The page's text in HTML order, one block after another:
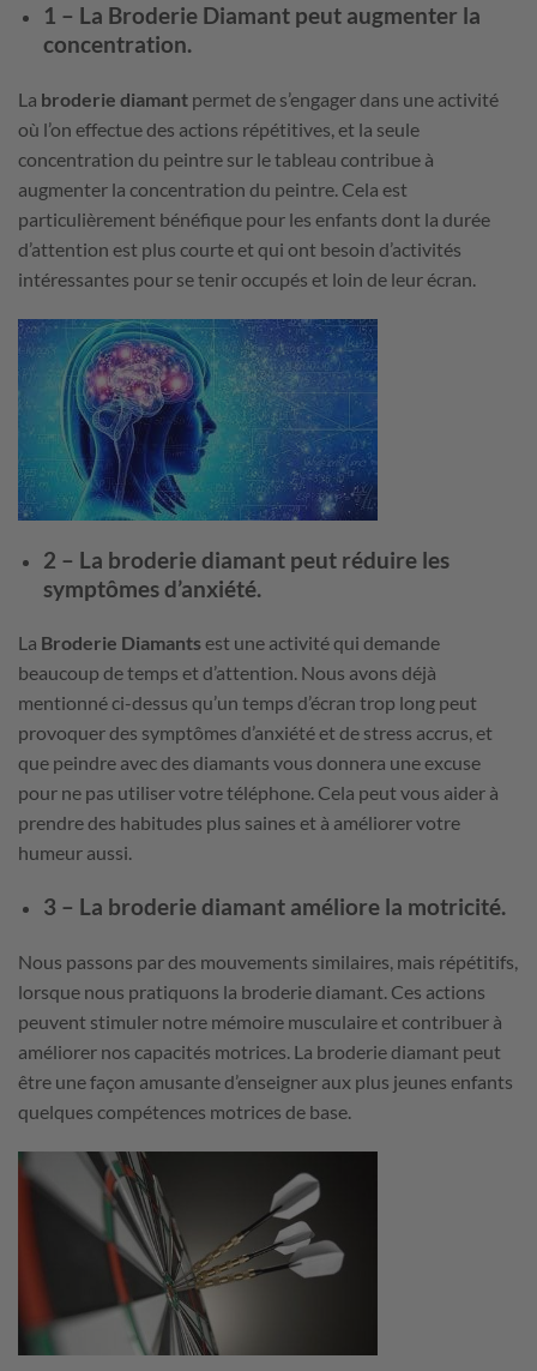
1 – La Broderie Diamant peut augmenter la
concentration.
La broderie diamant permet de s’engager dans une activité
où l’on effectue des actions répétitives, et la seule
concentration du peintre sur le tableau contribue à
augmenter la concentration du peintre. Cela est
particulièrement bénéfique pour les enfants dont la durée
d’attention est plus courte et qui ont besoin d’activités
intéressantes pour se tenir occupés et loin de leur écran.
2 – La broderie diamant peut réduire les
symptômes d’anxiété.
La Broderie Diamantsest une activité qui demande
beaucoup de temps et d’attention. Nous avons déjà
mentionné ci-dessus qu’un temps d’écran trop long peut
provoquer des symptômes d’anxiété et de stress accrus, et
que peindre avec des diamants vous donnera une excuse
pour ne pas utiliser votre téléphone. Cela peut vous aider à
prendre des habitudes plus saines et à améliorer votre
humeur aussi.
3 – La broderie diamant améliore la motricité.
Nous passons par des mouvements similaires, mais répétitifs,
lorsque nous pratiquons la broderie diamant. Ces actions
peuvent stimuler notre mémoire musculaire et contribuer à
améliorer nos capacités motrices. La broderie diamant peut
être une façon amusante d’enseigner aux plus jeunes enfants
quelques compétences motrices de base.